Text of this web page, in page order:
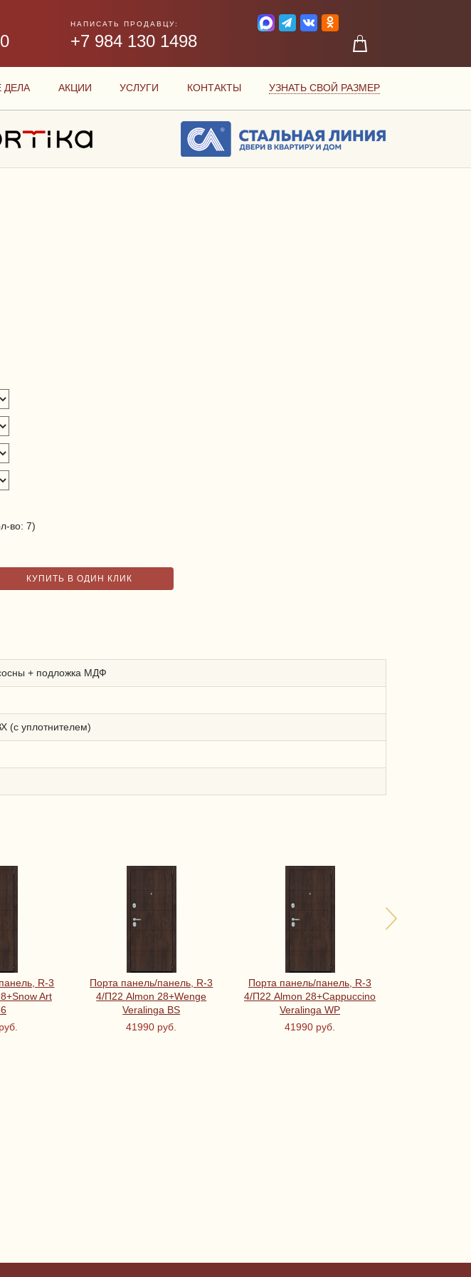
НАПИСАТЬ ПРОДАВЦУ:
+7 984 130 1498
ДЕЛА АКЦИИ УСЛУГИ КОНТАКТЫ УЗНАТЬ СВОЙ РАЗМЕР
во: 7)
+ подложка МДФ
(с уплотнителем)
R-3
Art
Порта панель/панель, R-3
4/П22 Almon 28+Wenge
Veralinga BS
41990 руб.
Порта панель/панель, R-3
4/П22 Almon 28+Cappuccino
Veralinga WP
41990 руб.